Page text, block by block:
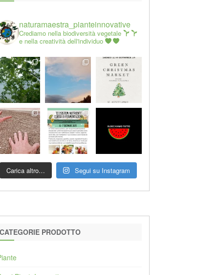
naturamaestra_pianteinnovative
Crediamo nella biodiversità vegetale
e nella creatività dell'individuo
Carica altro… Segui su Instagram
PRODOTTO